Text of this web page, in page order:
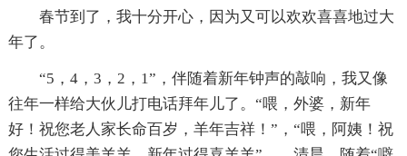
春节到了，我十分开心，因为又可以欢欢喜喜地过大
年了。
“5，4，3，2，1”，伴随着新年钟声的敲响，我又像
往年一样给大伙儿打电话拜年儿了。“喂，外婆，新年
好！祝您老人家长命百岁，羊年吉祥！”，“喂，阿姨！祝